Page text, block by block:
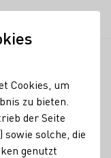
Cookies, um
zu bieten.
der Seite
sowie solche, die
genutzt